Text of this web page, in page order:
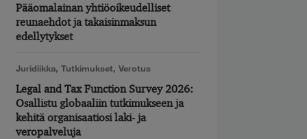
Pääomalainan yhtiöoikeudelliset
reunaehdot ja takaisinmaksun
edellytykset
Juridiikka,Tutkimukset,Verotus
Legal and Tax Function Survey 2026:
Osallistu globaaliin tutkimukseen ja
kehitä organisaatiosi laki- ja
veropalveluja